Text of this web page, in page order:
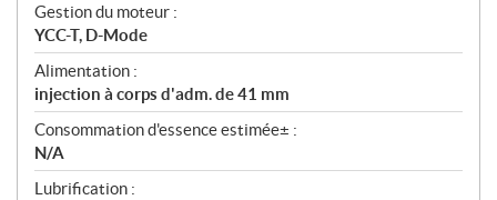
Gestion du moteur :
YCC-T, D-Mode
Alimentation :
injection à corps d'adm. de 41 mm
Consommation d'essence estimée± :
N/A
Lubrification :